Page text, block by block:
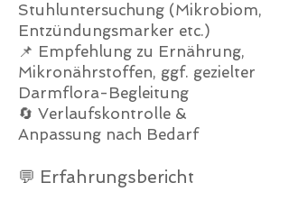
Stuhluntersuchung (Mikrobiom,
Entzündungsmarker etc.)
📌 Empfehlung zu Ernährung,
Mikronährstoffen, ggf. gezielter
Darmflora-Begleitung
🔄 Verlaufskontrolle &
Anpassung nach Bedarf
💬 Erfahrungsbericht